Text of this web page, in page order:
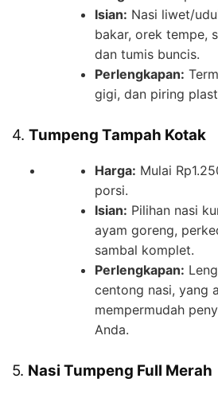
Isian: Nasi liwet/
bakar, orek tempe,
dan tumis buncis.
Perlengkapan:
gigi, dan piring
4. Tumpeng Tampah Kotak
Harga: Mulai
porsi.
Isian: Pilihan nasi
ayam goreng,
sambal komplet.
Perlengkapan:
centong nasi, yang
mempermudah
Anda.
5. Nasi Tumpeng Full Merah